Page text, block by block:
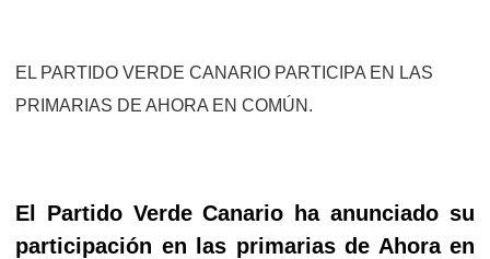
EL PARTIDO VERDE CANARIO PARTICIPA EN LAS
PRIMARIAS DE AHORA EN COMÚN.
El Partido Verde Canario ha anunciado su
participación en las primarias de Ahora en